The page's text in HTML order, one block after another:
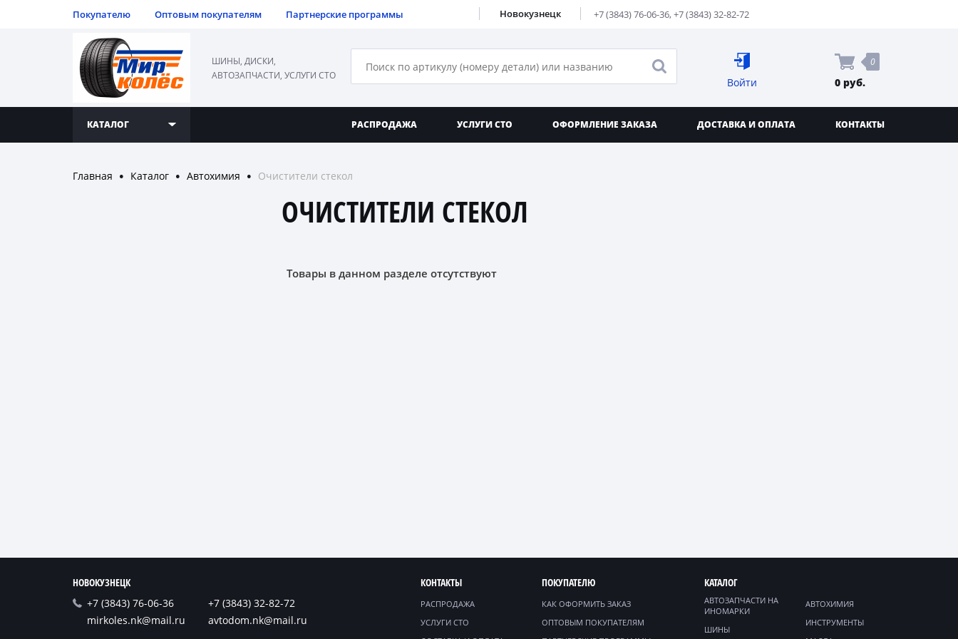
Покупателю Оптовым покупателям Партнерские программы Новокузнецк +7 (3843) 76-06-36,+7 (3843) 32-82-72
ШИНЫ, ДИСКИ,
АВТОЗАПЧАСТИ, УСЛУГИ СТО
Войти
0
0 руб.
КАТАЛОГ РАСПРОДАЖА УСЛУГИ СТО ОФОРМЛЕНИЕ ЗАКАЗА ДОСТАВКА И ОПЛАТА КОНТАКТЫ
Главная ● Каталог ● Автохимия ● Очистители стекол
ОЧИСТИТЕЛИ СТЕКОЛ
Товары в данном разделе отсутствуют
НОВОКУЗНЕЦК
+7 (3843) 76-06-36
+7 (3843) 32-82-72
mirkoles.nk@mail.ru
avtodom.nk@mail.ru
КОНТАКТЫ
РАСПРОДАЖА
УСЛУГИ СТО
ПОКУПАТЕЛЮ
КАК ОФОРМИТЬ ЗАКАЗ
ОПТОВЫМ ПОКУПАТЕЛЯМ
КАТАЛОГ
АВТОЗАПЧАСТИ НА
ИНОМАРКИ
ШИНЫ
АВТОХИМИЯ
ИНСТРУМЕНТЫ